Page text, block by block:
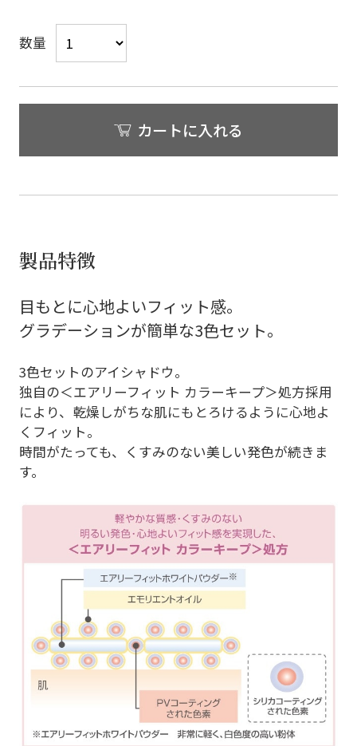
数量
カートに入れる
製品特徴
目もとに心地よいフィット感。
グラデーションが簡単な3色セット。
3色セットのアイシャドウ。
独自の＜エアリーフィット カラーキープ＞処方採用
により、乾燥しがちな肌にもとろけるように心地よ
くフィット。
時間がたっても、くすみのない美しい発色が続きま
す。